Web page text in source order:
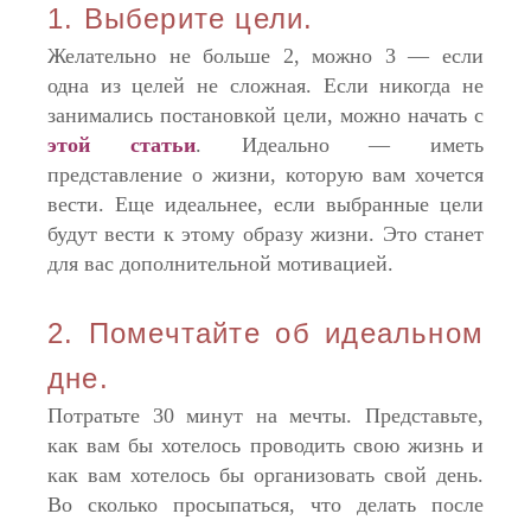
1. Выберите цели.
Желательно не больше 2, можно 3 — если
одна из целей не сложная. Если никогда не
занимались постановкой цели, можно начать с
этой статьи. Идеально — иметь
представление о жизни, которую вам хочется
вести. Еще идеальнее, если выбранные цели
будут вести к этому образу жизни. Это станет
для вас дополнительной мотивацией.
2. Помечтайте об идеальном
дне.
Потратьте 30 минут на мечты. Представьте,
как вам бы хотелось проводить свою жизнь и
как вам хотелось бы организовать свой день.
Во сколько просыпаться, что делать после